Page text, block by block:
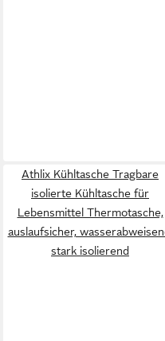
Athlix Kühltasche Tragbare
isolierte Kühltasche für
Lebensmittel Thermotasche,
auslaufsicher,
stark isolierend